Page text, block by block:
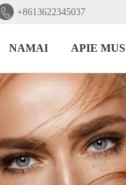
 +8613622345037
NAMAI APIE MUS